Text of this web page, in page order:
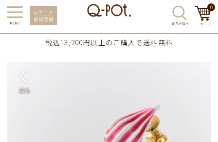
0
税込13,200円以上のご購入で送料無料